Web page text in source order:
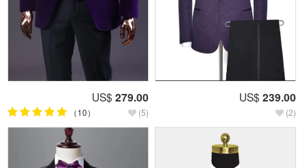
US$ 279.00
（10） (5)
US$ 239.00
(2)